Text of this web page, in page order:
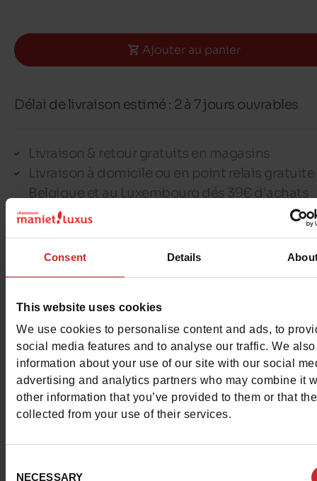
Consent Details
This website uses cookies
We use cookies to personalise content and ads, to
social media features and to analyse our traffic. We
information about your use of our site with our social
advertising and analytics partners who may combine it
other information that you’ve provided to them or that
collected from your use of their services.
NECESSARY
Ajouter au panier
Délai de livraison estimé : 2 à 7 jours ouvrables
Livraison & retour gratuits en magasins
Livraison à domicile ou en point relais gratuite
Belgique et au Luxembourg dés 39€ d'achats
30 jours pour échanger ou être remboursé*
Articles réservés pour 7 jours maximum
Maximum 3 réservations ouvertes par client
Détails